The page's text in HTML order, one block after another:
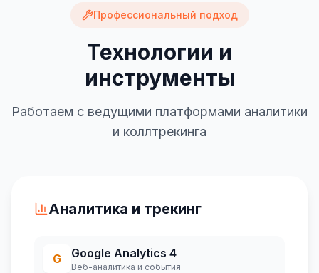
Профессиональный подход
Технологии и
инструменты
Работаем с ведущими платформами аналитики
и коллтрекинга
Аналитика и трекинг
G Google Analytics 4
Веб-аналитика и события